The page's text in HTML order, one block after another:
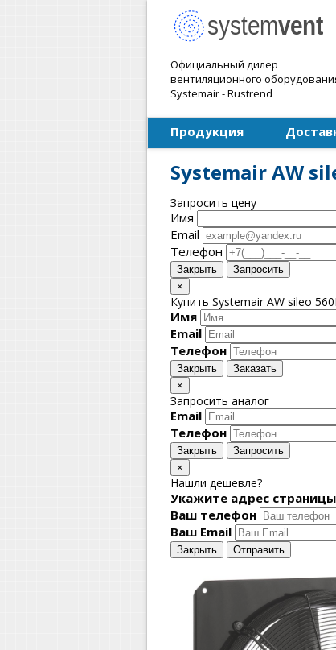
Официальный дилер
вентиляционного
Systemair - Rustrend
Продукция
Systemair AW
Запросить цену
Имя
Email
Телефон
Закрыть
Запросить
×
Купить Systemair AW sileo
Имя
Email
Телефон
Закрыть
Заказать
×
Запросить аналог
Email
Телефон
Закрыть
Запросить
×
Нашли дешевле?
Укажите адрес страницы
Ваш телефон
Ваш Email
Закрыть Отправить